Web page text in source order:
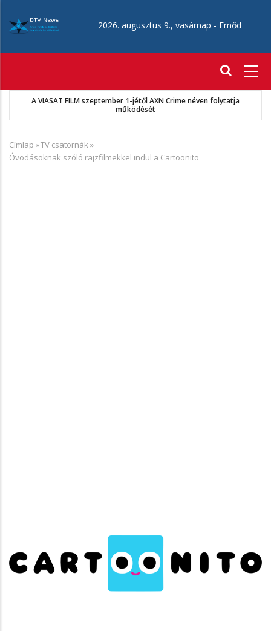
tartalomra
2026. augusztus 9., vasárnap - Emőd
A VIASAT FILM szeptember 1-jétől AXN Crime néven folytatja
működését
Morzsa
Címlap »TV csatornák »
Óvodásoknak szóló rajzfilmekkel indul a Cartoonito